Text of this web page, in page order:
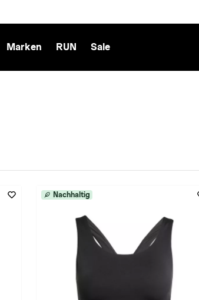
Marken RUN Sale
Nachhaltig